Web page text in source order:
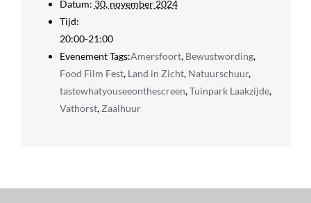
Datum: 30, november 2024
Tijd:
20:00-21:00
Evenement Tags:Amersfoort, Bewustwording,
Food Film Fest, Land in Zicht, Natuurschuur,
tastewhatyouseeonthescreen,Tuinpark Laakzijde,
Vathorst, Zaalhuur